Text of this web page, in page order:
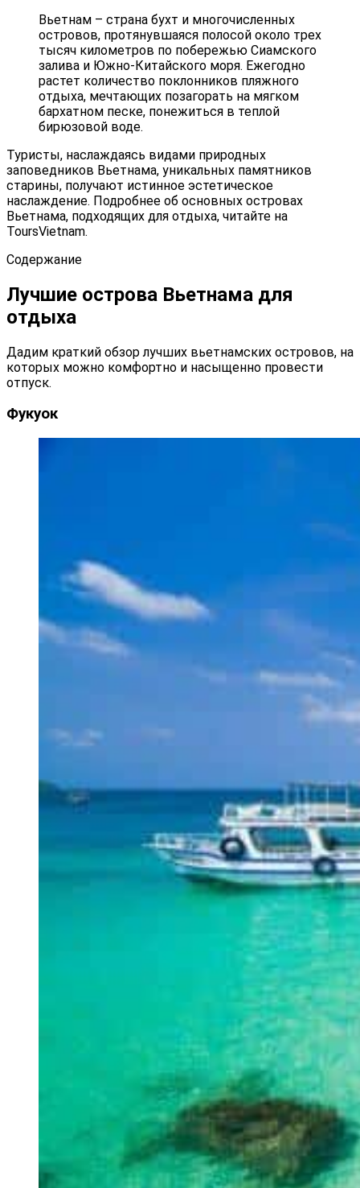
Вьетнам – страна бухт и многочисленных
островов, протянувшаяся полосой около трех
тысяч километров по побережью Сиамского
залива и Южно-Китайского моря. Ежегодно
растет количество поклонников пляжного
отдыха, мечтающих позагорать на мягком
бархатном песке, понежиться в теплой
бирюзовой воде.
Туристы, наслаждаясь видами природных
заповедников Вьетнама, уникальных памятников
старины, получают истинное эстетическое
наслаждение. Подробнее об основных островах
Вьетнама, подходящих для отдыха, читайте на
ToursVietnam.
Содержание
Лучшие острова Вьетнама для
отдыха
Дадим краткий обзор лучших вьетнамских островов, на
которых можно комфортно и насыщенно провести
отпуск.
Фукуок